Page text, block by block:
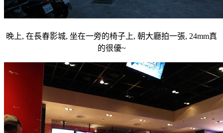
晚上, 在長春影城, 坐在一旁的椅子上, 朝大廳拍一張, 24mm真
的很優~